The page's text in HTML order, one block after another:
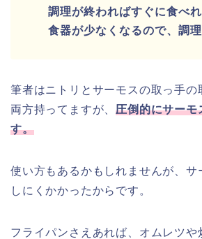
調理が終わればすぐに食べれ
食器が少なくなるので、調理
筆者はニトリとサーモスの取っ手の
両方持ってますが、圧倒的にサーモ
す。
使い方もあるかもしれませんが、サ
しにくかかったからです。
フライパンさえあれば、オムレツや